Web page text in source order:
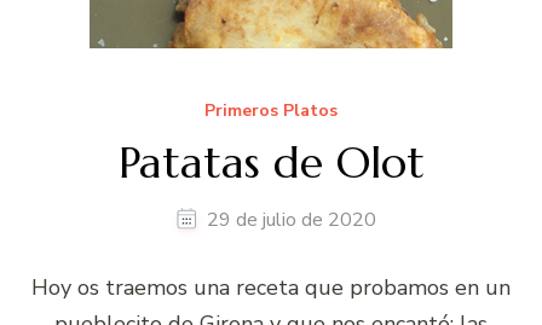
Primeros Platos
Patatas de Olot
29 de julio de 2020
Hoy os traemos una receta que probamos en un